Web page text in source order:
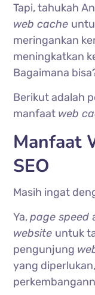
Tapi, tahukah
web cache
meringankan
meningkatkan
Bagaimana
Berikut adalah
manfaat web
Manfaat
SEO
Masih ingat
Ya,page speed
website untuk
pengunjung
yang